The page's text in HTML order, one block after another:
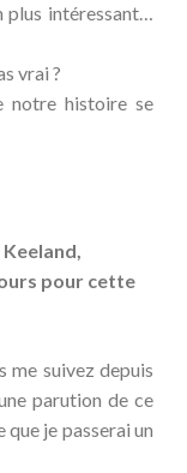
intéressant…
vrai ?
notre histoire se
pour cette
me suivez depuis
parution de ce
que je passerai un